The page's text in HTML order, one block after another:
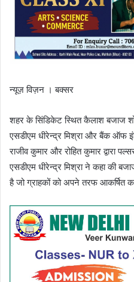
न्यूज़ विज़न । बक्सर
शहर के सिंडिकेट स्थित कैलाश बजाज
एसडीएम धीरेन्द्र मिश्रा और बैंक ऑफ
राजीव कुमार और रोहित कुमार द्वारा
एसडीएम धीरेन्द्र मिश्रा ने कहा की
है जो ग्राहकों को अपने तरफ आकर्षित